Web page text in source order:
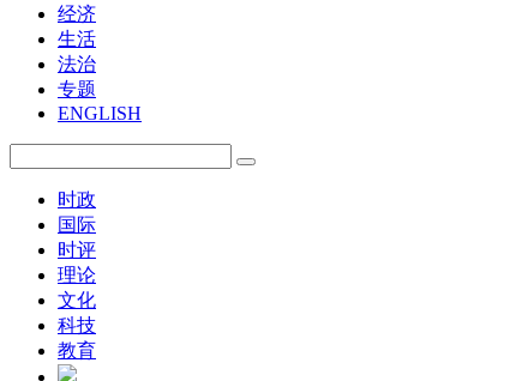
经济
生活
法治
专题
ENGLISH
时政
国际
时评
理论
文化
科技
教育